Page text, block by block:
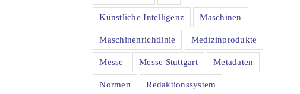
Künstliche Intelligenz Maschinen
Maschinenrichtlinie Medizinprodukte
Messe Messe Stuttgart Metadaten
Normen Redaktionssystem